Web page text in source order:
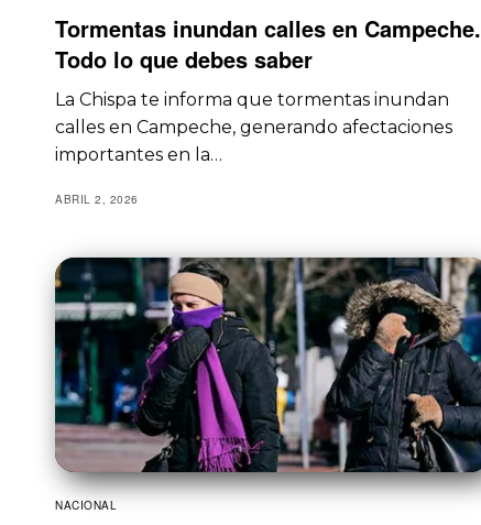
Tormentas inundan calles en Campeche.
Todo lo que debes saber
La Chispa te informa que tormentas inundan
calles en Campeche, generando afectaciones
importantes en la…
ABRIL 2, 2026
NACIONAL